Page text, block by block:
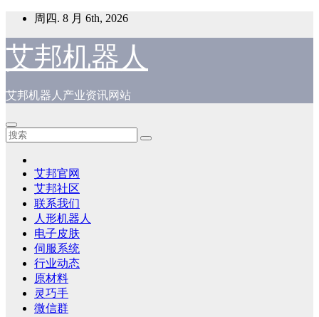
内
容
周四. 8 月 6th, 2026
艾邦机器人
艾邦机器人产业资讯网站
艾邦官网
艾邦社区
联系我们
人形机器人
电子皮肤
伺服系统
行业动态
原材料
灵巧手
微信群